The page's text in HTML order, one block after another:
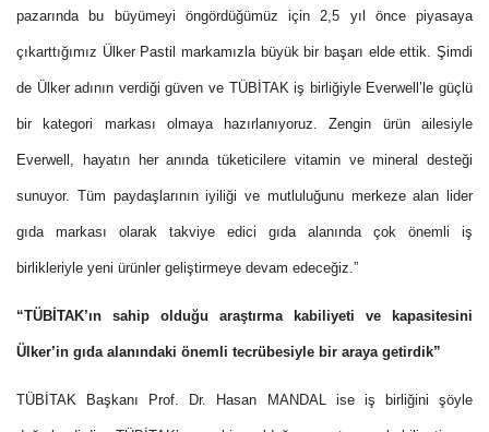
pazarında bu büyümeyi öngördüğümüz için 2,5 yıl önce piyasaya
çıkarttığımız Ülker Pastil markamızla büyük bir başarı elde ettik. Şimdi
de Ülker adının verdiği güven ve TÜBİTAK iş birliğiyle Everwell’le güçlü
bir kategori markası olmaya hazırlanıyoruz. Zengin ürün ailesiyle
Everwell, hayatın her anında tüketicilere vitamin ve mineral desteği
sunuyor. Tüm paydaşlarının iyiliği ve mutluluğunu merkeze alan lider
gıda markası olarak takviye edici gıda alanında çok önemli iş
birlikleriyle yeni ürünler geliştirmeye devam edeceğiz.”
“TÜBİTAK’ın sahip olduğu araştırma kabiliyeti ve kapasitesini
Ülker’in gıda alanındaki önemli tecrübesiyle bir araya getirdik”
TÜBİTAK Başkanı Prof. Dr. Hasan MANDAL ise iş birliğini şöyle